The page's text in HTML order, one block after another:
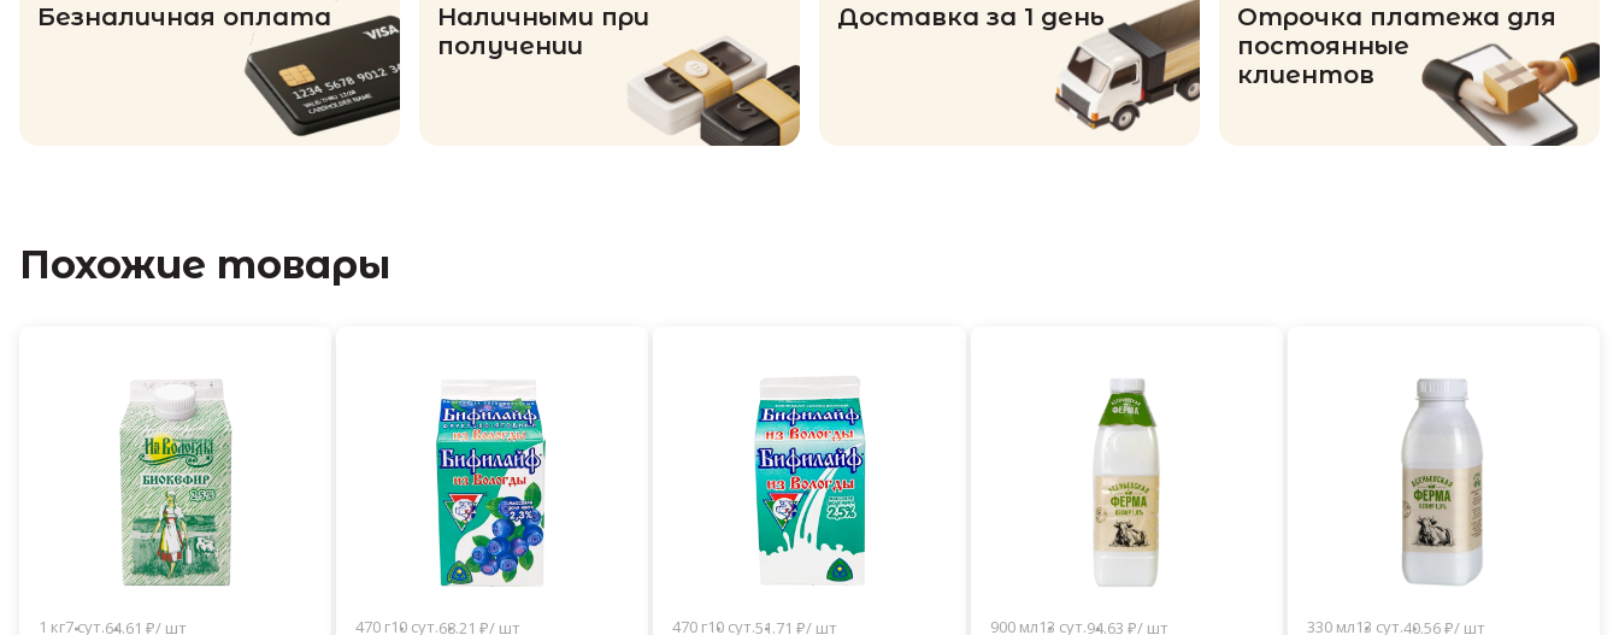
Безналичная оплата
Наличными при
получении
Доставка за 1 день
Отрочка платежа для
постоянные
клиентов
Похожие товары
1 кг7 сут.64.61 ₽/ шт 470 г10 сут.68.21 ₽/ шт 470 г10 сут.51.71 ₽/ шт 900 мл13 сут.94.63 ₽/ шт 330 мл13 сут.40.56 ₽/ шт